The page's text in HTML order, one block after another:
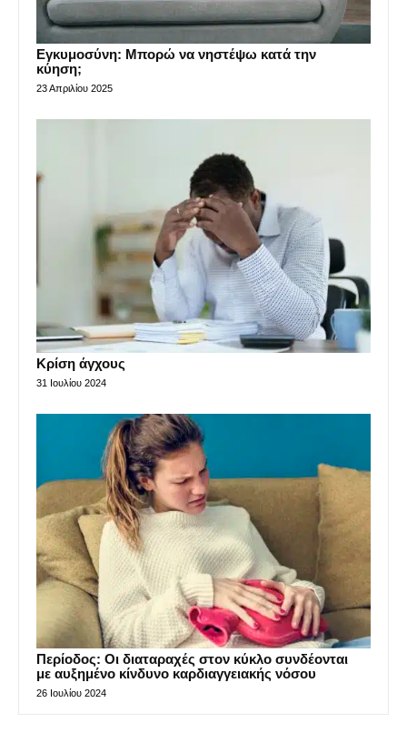
Εγκυμοσύνη: Μπορώ να νηστέψω κατά την
κύηση;
23 Απριλίου 2025
Κρίση άγχους
31 Ιουλίου 2024
Περίοδος: Οι διαταραχές στον κύκλο συνδέονται
με αυξημένο κίνδυνο καρδιαγγειακής νόσου
26 Ιουλίου 2024